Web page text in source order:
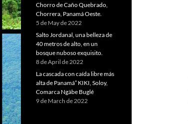
Chorro de Caño Quebrado,
Chorrera, Panamá Oeste.
5 de May de 2022
Salto Jordanal, una belleza de
40 metros de alto, en un
bosque nuboso exquisito.
8 de April de 2022
La cascada con caída libre más
alta de Panamá” KIKI, Soloy,
Comarca Ngäbe Buglé
9 de March de 2022